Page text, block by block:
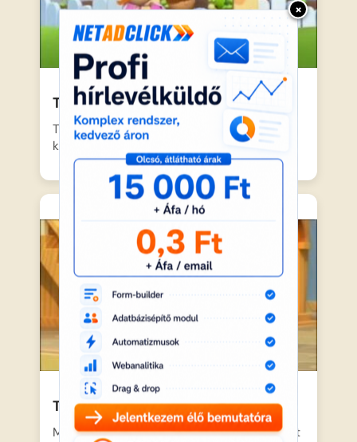
×
Tickety Toc – Fényképezkedés
Tommy és Tallulah, a két iker különleges
küldetést teljesít: egy…
Tickety Toc – Fuvarozás
Madame Au Lait friss zöldségekre vár, ezért